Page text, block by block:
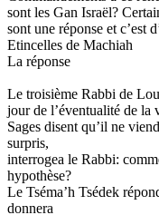
sont les Gan Israël?
sont une réponse et c’est
Etincelles de Machiah
La réponse
Le troisième Rabbi de
jour de l’éventualité de la
Sages disent qu’il ne
surpris,
interrogea le Rabbi:
hypothèse?
Le Tséma’h Tsédek
donnera